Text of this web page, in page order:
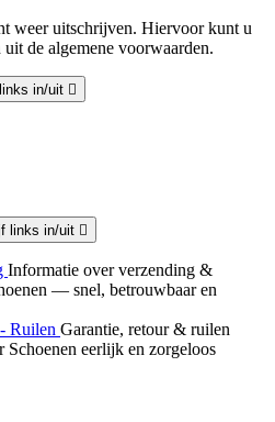
weer uitschrijven. Hiervoor kunt u
de algemene voorwaarden.
in/uit 
links in/uit 
Informatie over verzending &
— snel, betrouwbaar en
Ruilen Garantie, retour & ruilen
eerlijk en zorgeloos